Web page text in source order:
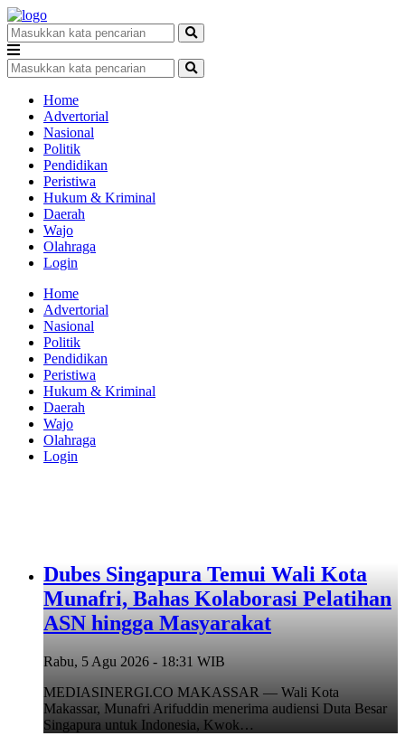
Home
Advertorial
Nasional
Politik
Pendidikan
Peristiwa
Hukum & Kriminal
Daerah
Wajo
Olahraga
Login
Home
Advertorial
Nasional
Politik
Pendidikan
Peristiwa
Hukum & Kriminal
Daerah
Wajo
Olahraga
Login
Dubes Singapura Temui Wali Kota
Munafri, Bahas Kolaborasi Pelatihan
ASN hingga Masyarakat
Rabu, 5 Agu 2026 - 18:31 WIB
MEDIASINERGI.CO MAKASSAR — Wali Kota
Makassar, Munafri Arifuddin menerima audiensi Duta Besar
Singapura untuk Indonesia, Kwok…